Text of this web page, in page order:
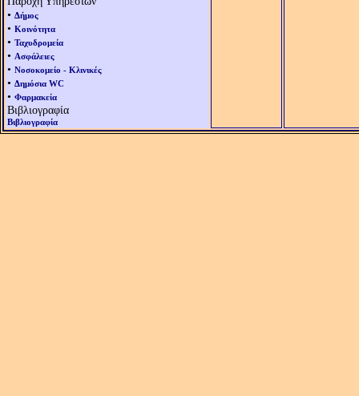
• Δήμος
• Κοινότητα
• Ταχυδρομεία
• Ασφάλειες
• Νοσοκομείο - Κλινικές
• Δημόσια WC
• Φαρμακεία
Βιβλιογραφία
Βιβλιογραφία